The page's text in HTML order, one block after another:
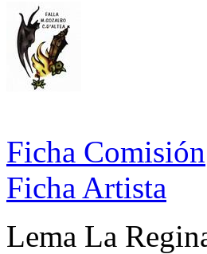
Ficha Comisión
Ficha Artista
Lema La